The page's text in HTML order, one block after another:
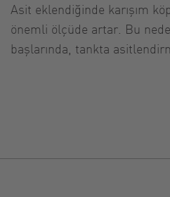
Asit eklendiğinde karışım
önemli ölçüde artar. Bu
başlarında, tankta